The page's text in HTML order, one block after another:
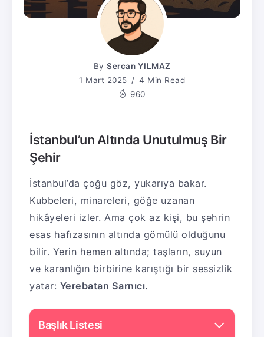
By Sercan YILMAZ
1 Mart 2025
4 Min Read
960
İstanbul’un Altında Unutulmuş Bir
Şehir
İstanbul’da çoğu göz, yukarıya bakar.
Kubbeleri, minareleri, göğe uzanan
hikâyeleri izler. Ama çok az kişi, bu şehrin
esas hafızasının altında gömülü olduğunu
bilir. Yerin hemen altında; taşların, suyun
ve karanlığın birbirine karıştığı bir sessizlik
yatar: Yerebatan Sarnıcı.
Başlık Listesi